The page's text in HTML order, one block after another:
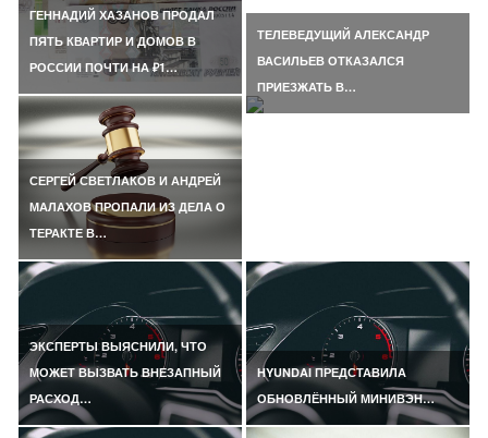
ГЕННАДИЙ ХАЗАНОВ ПРОДАЛ
ПЯТЬ КВАРТИР И ДОМОВ В
РОССИИ ПОЧТИ НА ₽1…
СЕРГЕЙ СВЕТЛАКОВ И АНДРЕЙ
МАЛАХОВ ПРОПАЛИ ИЗ ДЕЛА О
ТЕРАКТЕ В…
ТЕЛЕВЕДУЩИЙ АЛЕКСАНДР
ВАСИЛЬЕВ ОТКАЗАЛСЯ
ПРИЕЗЖАТЬ В…
ЭКСПЕРТЫ ВЫЯСНИЛИ, ЧТО
МОЖЕТ ВЫЗВАТЬ ВНЕЗАПНЫЙ
РАСХОД…
HYUNDAI ПРЕДСТАВИЛА
ОБНОВЛЁННЫЙ МИНИВЭН…